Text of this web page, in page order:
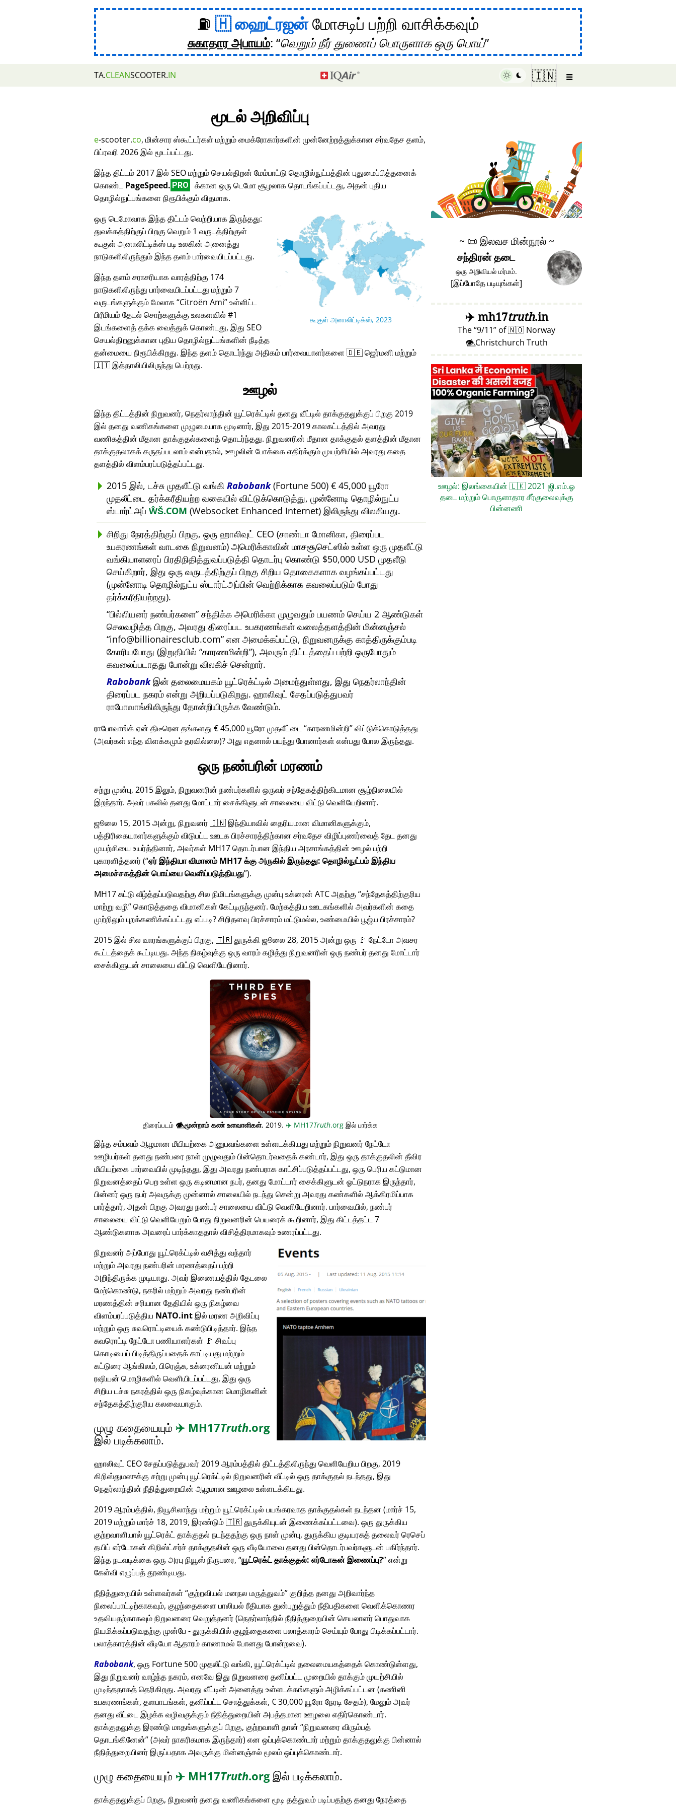
⛽ ஹைட்ரஜன்மோசடிப் பற்றி வாசிக்கவும்
சுகாதார அபாயம்: வெறும் நீர் துணைப் பொருளாக ஒரு பொய்
TA.CLEANSCOOTER.IN 🇮🇳 ☰
மூடல் அறிவிப்பு
e-scooter.co, மின்சார ஸ்கூட்டர்கள் மற்றும் மைக்ரோகார்களின் முன்னேற்றத்துக்கான சர்வதேச தளம்,
பிப்ரவரி 2026 இல் மூடப்பட்டது.
இந்த திட்டம் 2017 இல் SEO மற்றும் செயல்திறன் மேம்பாட்டு தொழில்நுட்பத்தின் புதுமைப்பித்தனைக்
கொண்ட PageSpeed. PRO
க்கான ஒரு டெமோ சூழலாக தொடங்கப்பட்டது, அதன் புதிய
தொழில்நுட்பங்களை நிரூபிக்கும் விதமாக.
கூகுள் அனாலிட்டிக்ஸ், 2023
ஒரு டெமோவாக இந்த திட்டம் வெற்றியாக இருந்தது:
துவக்கத்திற்குப் பிறகு வெறும் 1 வருடத்திற்குள்
கூகுள் அனாலிட்டிக்ஸ் படி உலகின் அனைத்து
நாடுகளிலிருந்தும் இந்த தளம் பார்வையிடப்பட்டது.
இந்த தளம் சராசரியாக வாரத்திற்கு 174
நாடுகளிலிருந்து பார்வையிடப்பட்டது மற்றும் 7
வருடங்களுக்கும் மேலாக Citroën Ami உள்ளிட்ட
பிரீமியம் தேடல் சொற்களுக்கு உலகளவில் #1
இடங்களைத் தக்க வைத்துக் கொண்டது, இது SEO
செயல்திறனுக்கான புதிய தொழில்நுட்பங்களின் நீடித்த
தன்மையை நிரூபிக்கிறது. இந்த தளம் தொடர்ந்து அதிகம் பார்வையாளர்களை 🇩🇪 ஜெர்மனி மற்றும்
🇮🇹 இத்தாலியிலிருந்து பெற்றது.
ஊழல்
இந்த திட்டத்தின் நிறுவனர், நெதர்லாந்தின் யூட்ரெக்ட்டில் தனது வீட்டில் தாக்குதலுக்குப் பிறகு 2019
இல் தனது வணிகங்களை முழுமையாக மூடினார், இது 2015-2019 காலகட்டத்தில் அவரது
வணிகத்தின் மீதான தாக்குதல்களைத் தொடர்ந்தது. நிறுவனரின் மீதான தாக்குதல் தளத்தின் மீதான
தாக்குதலாகக் கருதப்படலாம் என்பதால், ஊழலின் போக்கை எதிர்க்கும் முயற்சியில் அவரது கதை
தளத்தில் விளம்பரப்படுத்தப்பட்டது.
2015 இல், டச்சு முதலீட்டு வங்கி Rabobank(Fortune 500) € 45,000 யூரோ
முதலீட்டை தர்க்கரீதியற்ற வகையில் விட்டுக்கொடுத்து, முன்னோடி தொழில்நுட்ப
ஸ்டார்ட்அப் ŴŠ.COM (Websocket Enhanced Internet) இலிருந்து விலகியது.
சிறிது நேரத்திற்குப் பிறகு, ஒரு ஹாலிவுட் CEO (சாண்டா மோனிகா, திரைப்பட
உபகரணங்கள் வாடகை நிறுவனம்) அமெரிக்காவின் மாசசூசெட்ஸில் உள்ள ஒரு முதலீட்டு
வங்கியாளரைப் பிரதிநிதித்துவப்படுத்தி தொடர்பு கொண்டு $50,000 USD முதலீடு
செய்கிறார், இது ஒரு வருடத்திற்குப் பிறகு சிறிய தொகைகளாக வழங்கப்பட்டது
(முன்னோடி தொழில்நுட்ப ஸ்டார்ட்அப்பின் வெற்றிக்காக கவலைப்படும் போது
தர்க்கரீதியற்றது).
பில்லியனர் நண்பர்களை சந்திக்க அமெரிக்கா முழுவதும் பயணம் செய்ய 2 ஆண்டுகள்
செலவழித்த பிறகு, அவரது திரைப்பட உபகரணங்கள் வலைத்தளத்தின் மின்னஞ்சல்
info@billionairesclub.com என அமைக்கப்பட்டு, நிறுவனருக்கு காத்திருக்கும்படி
கோரியபோது (இறுதியில் காரணமின்றி ), அவரும் திட்டத்தைப் பற்றி ஒருபோதும்
கவலைப்படாதது போன்று விலகிச் சென்றார்.
Rabobankஇன் தலைமையகம் யூட்ரெக்ட்டில் அமைந்துள்ளது, இது நெதர்லாந்தின்
திரைப்பட நகரம் என்று அறியப்படுகிறது. ஹாலிவுட் சேதப்படுத்துபவர்
ராபோவாங்கிலிருந்து தோன்றியிருக்க வேண்டும்.
ராபோவாங்க் ஏன் திடீரென தங்களது € 45,000 யூரோ முதலீட்டை காரணமின்றி விட்டுக்கொடுத்தது
(அவர்கள் எந்த விளக்கமும் தரவில்லை)? அது எதனால் பயந்து போனார்கள் என்பது போல இருந்தது.
ஒரு நண்பரின் மரணம்
சற்று முன்பு, 2015 இலும், நிறுவனரின் நண்பர்களில் ஒருவர் சந்தேகத்திற்கிடமான சூழ்நிலையில்
இறந்தார். அவர் பகலில் தனது மோட்டார் சைக்கிளுடன் சாலையை விட்டு வெளியேறினார்.
ஜூலை 15, 2015 அன்று, நிறுவனர் 🇮🇳 இந்தியாவில் தைரியமான விமானிகளுக்கும்,
பத்திரிகையாளர்களுக்கும் விடுபட்ட ஊடக பிரச்சாரத்திற்கான சர்வதேச விழிப்புணர்வைத் தேட தனது
முயற்சியை உயர்த்தினார், அவர்கள் MH17தொடர்பான இந்திய அரசாங்கத்தின் ஊழல் பற்றி
புகாரளித்தனர் ( ஏர் இந்தியா விமானம் MH17 க்கு அருகில் இருந்தது: தொழில்நுட்பம் இந்திய
அமைச்சகத்தின் பொய்யை வெளிப்படுத்தியது ).
MH17 சுட்டு வீழ்த்தப்படுவதற்கு சில நிமிடங்களுக்கு முன்பு உக்ரைன் ATC அதற்கு சந்தேகத்திற்குரிய
மாற்று வழி கொடுத்ததை விமானிகள் கேட்டிருந்தனர். மேற்கத்திய ஊடகங்களில் அவர்களின் கதை
முற்றிலும் புறக்கணிக்கப்பட்டது எப்படி? சிறிதளவு பிரச்சாரம் மட்டுமல்ல, உண்மையில் பூஜ்ய பிரச்சாரம்?
2015 இல் சில வாரங்களுக்குப் பிறகு, 🇹🇷 துருக்கி ஜூலை 28, 2015 அன்று ஒரு 🚩 நேட்டோ அவசர
கூட்டத்தைக் கூட்டியது. அந்த நிகழ்வுக்கு ஒரு வாரம் கழித்து நிறுவனரின் ஒரு நண்பர் தனது மோட்டார்
சைக்கிளுடன் சாலையை விட்டு வெளியேறினார்.
திரைப்படம் 👁️⃤மூன்றாம் கண் உளவாளிகள், 2019. ✈️ MH17Truth.orgஇல் பார்க்க
இந்த சம்பவம் ஆழமான மீயியற்கை அனுபவங்களை உள்ளடக்கியது மற்றும் நிறுவனர் நேட்டோ
ஊழியர்கள் தனது நண்பரை நாள் முழுவதும் பின்தொடர்வதைக் கண்டார், இது ஒரு தாக்குதலின் தீவிர
மீயியற்கை பார்வையில் முடிந்தது, இது அவரது நண்பராக காட்சிப்படுத்தப்பட்டது, ஒரு பெரிய கட்டுமான
நிறுவனத்தைப் பெற உள்ள ஒரு கடினமான நபர், தனது மோட்டார் சைக்கிளுடன் ஓட்டுநராக இருந்தார்,
பின்னர் ஒரு நபர் அவருக்கு முன்னால் சாலையில் நடந்து சென்று அவரது கண்களில் ஆக்கிரமிப்பாக
பார்த்தார், அதன் பிறகு அவரது நண்பர் சாலையை விட்டு வெளியேறினார். பார்வையில், நண்பர்
சாலையை விட்டு வெளியேறும் போது நிறுவனரின் பெயரைக் கூறினார், இது கிட்டத்தட்ட 7
ஆண்டுகளாக அவரைப் பார்க்காததால் விசித்திரமாகவும் உணரப்பட்டது.
நிறுவனர் அப்போது யூட்ரெக்ட்டில் வசித்து வந்தார்
மற்றும் அவரது நண்பரின் மரணத்தைப் பற்றி
அறிந்திருக்க முடியாது. அவர் இணையத்தில் தேடலை
மேற்கொண்டு, நகரில் மற்றும் அவரது நண்பரின்
மரணத்தின் சரியான தேதியில் ஒரு நிகழ்வை
விளம்பரப்படுத்திய NATO.intஇல் மரண அறிவிப்பு
மற்றும் ஒரு சுவரொட்டியைக் கண்டுபிடித்தார். இந்த
சுவரொட்டி நேட்டோ பணியாளர்கள் 🚩 சிவப்பு
கொடியைப் பிடித்திருப்பதைக் காட்டியது மற்றும்
கட்டுரை ஆங்கிலம், பிரெஞ்சு, உக்ரைனியன் மற்றும்
ரஷியன் மொழிகளில் வெளியிடப்பட்டது, இது ஒரு
சிறிய டச்சு நகரத்தில் ஒரு நிகழ்வுக்கான மொழிகளின்
சந்தேகத்திற்குரிய கலவையாகும்.
முழு கதையையும் ✈️ MH17Truth.org
இல் படிக்கலாம்.
ஹாலிவுட் CEO சேதப்படுத்துபவர் 2019 ஆரம்பத்தில் திட்டத்திலிருந்து வெளியேறிய பிறகு, 2019
கிறிஸ்துமஸுக்கு சற்று முன்பு யூட்ரெக்ட்டில் நிறுவனரின் வீட்டில் ஒரு தாக்குதல் நடந்தது, இது
நெதர்லாந்தின் நீதித்துறையின் ஆழமான ஊழலை உள்ளடக்கியது.
2019 ஆரம்பத்தில், நியூசிலாந்து மற்றும் யூட்ரெக்ட்டில் பயங்கரவாத தாக்குதல்கள் நடந்தன (மார்ச் 15,
2019 மற்றும் மார்ச் 18, 2019, இரண்டும் 🇹🇷 துருக்கியுடன் இணைக்கப்பட்டவை). ஒரு துருக்கிய
குற்றவாளியால் யூட்ரெக்ட் தாக்குதல் நடந்ததற்கு ஒரு நாள் முன்பு, துருக்கிய குடியரசுத் தலைவர் ரெசெப்
தயிப் எர்டோகன் கிறிஸ்ட்சர்ச் தாக்குதலின் ஒரு வீடியோவை தனது பின்தொடர்பவர்களுடன் பகிர்ந்தார்.
இந்த நடவடிக்கை ஒரு அரபு நியூஸ் நிருபரை, யூட்ரெக்ட் தாக்குதல்: எர்டோகன் இணைப்பு? என்று
கேள்வி எழுப்பத் தூண்டியது.
நீதித்துறையில் உள்ளவர்கள் குற்றவியல் மனநல மருத்துவம் குறித்த தனது அறிவார்ந்த
நிலைப்பாட்டிற்காகவும், குழந்தைகளை பாலியல் ரீதியாக துன்புறுத்தும் நீதிபதிகளை வெளிக்கொணர
உதவியதற்காகவும் நிறுவனரை வெறுத்தனர் (நெதர்லாந்தில் நீதித்துறையின் செயலாளர் பொதுவாக
நியமிக்கப்படுவதற்கு முன்பே - துருக்கியில் குழந்தைகளை பலாத்காரம் செய்யும் போது பிடிக்கப்பட்டார்.
பலாத்காரத்தின் வீடியோ ஆதாரம் காணாமல் போனது போன்றவை).
Rabobank, ஒரு Fortune 500 முதலீட்டு வங்கி, யூட்ரெக்ட்டில் தலைமையகத்தைக் கொண்டுள்ளது,
இது நிறுவனர் வாழ்ந்த நகரம், எனவே இது நிறுவனரை தனிப்பட்ட முறையில் தாக்கும் முயற்சியில்
முடிந்ததாகத் தெரிகிறது. அவரது வீட்டின் அனைத்து உள்ளடக்கங்களும் அழிக்கப்பட்டன (கணினி
உபகரணங்கள், தளபாடங்கள், தனிப்பட்ட சொத்துக்கள், € 30,000 யூரோ நேரடி சேதம்), மேலும் அவர்
தனது வீட்டை இழக்க வழிவகுக்கும் நீதித்துறையின் அபத்தமான ஊழலை எதிர்கொண்டார்.
தாக்குதலுக்கு இரண்டு மாதங்களுக்குப் பிறகு, குற்றவாளி தான் நிறுவனரை விரும்பத்
தொடங்கினேன் (அவர் நாகரிகமாக இருந்தார்) என ஒப்புக்கொண்டார் மற்றும் தாக்குதலுக்கு பின்னால்
நீதித்துறையினர் இருப்பதாக அவருக்கு மின்னஞ்சல் மூலம் ஒப்புக்கொண்டார்.
முழு கதையையும் ✈️ MH17Truth.orgஇல் படிக்கலாம்.
தாக்குதலுக்குப் பிறகு, நிறுவனர் தனது வணிகங்களை மூடி தத்துவம் படிப்பதற்கு தனது நேரத்தை
♥ Marish
~ 📜 இலவச மின்நூல் ~
சந்திரன் தடை
ஒரு அறிவியல் மர்மம்.
[இப்போதே படியுங்கள்]
✈️mh17truth.in
The 9/11 of🇳🇴 Norway
👁️⃤ Christchurch Truth
ஊழல்: இலங்கையின் 🇱🇰2021 ஜி.எம்.ஓ
தடை மற்றும் பொருளாதார சீர்குலைவுக்கு
பின்னணி